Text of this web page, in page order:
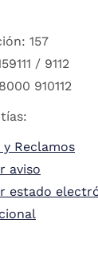
157
/ 9112
910112
y Reclamos
aviso
estado